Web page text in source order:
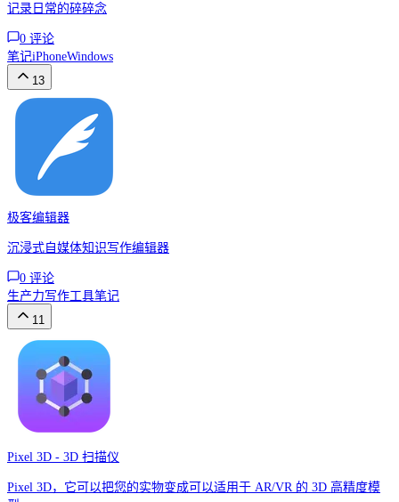
记录日常的碎碎念
0 评论
笔记iPhoneWindows
13
极客编辑器
沉浸式自媒体知识写作编辑器
0 评论
生产力写作工具笔记
11
Pixel 3D - 3D 扫描仪
Pixel 3D，它可以把您的实物变成可以适用于 AR/VR 的 3D 高精度模